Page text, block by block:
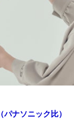
ナソニック比）